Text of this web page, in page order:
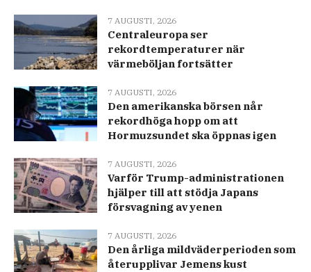
7 AUGUSTI, 2026
Centraleuropa ser
rekordtemperaturer när
värmeböljan fortsätter
7 AUGUSTI, 2026
Den amerikanska börsen når
rekordhöga hopp om att
Hormuzsundet ska öppnas igen
7 AUGUSTI, 2026
Varför Trump-administrationen
hjälper till att stödja Japans
försvagning av yenen
7 AUGUSTI, 2026
Den årliga mildväderperioden som
återupplivar Jemens kust